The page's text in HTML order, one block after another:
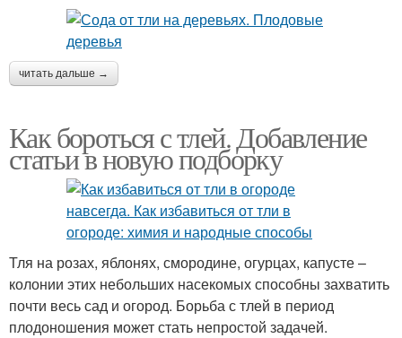
читать дальше →
Как бороться с тлей. Добавление
статьи в новую подборку
Тля на розах, яблонях, смородине, огурцах, капусте –
колонии этих небольших насекомых способны захватить
почти весь сад и огород. Борьба с тлей в период
плодоношения может стать непростой задачей.